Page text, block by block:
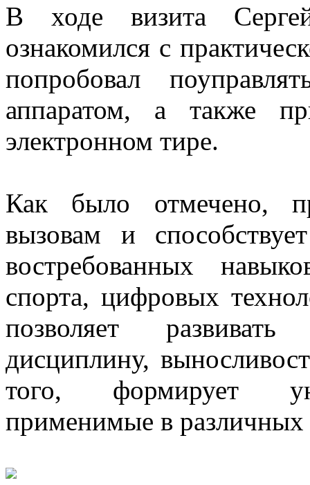
В ходе визита
ознакомился с
попробовал
аппаратом, а также
электронном тире.
Как было отмечено,
вызовам и
востребованных
спорта, цифровых
позволяет
дисциплину,
того, формирует
применимые в